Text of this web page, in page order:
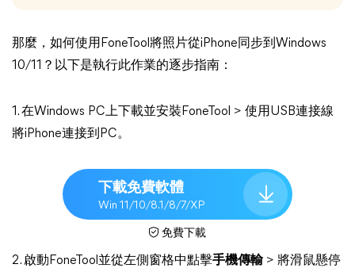
那麼，如何使用FoneTool將照片從iPhone同步到Windows
10/11？以下是執行此作業的逐步指南：
1. 在Windows PC上下載並安裝FoneTool > 使用USB連接線
將iPhone連接到PC。
下載免費軟體
Win 11/10/8.1/8/7/XP
免費下載
2. 啟動FoneTool並從左側窗格中點擊手機傳輸> 將滑鼠懸停